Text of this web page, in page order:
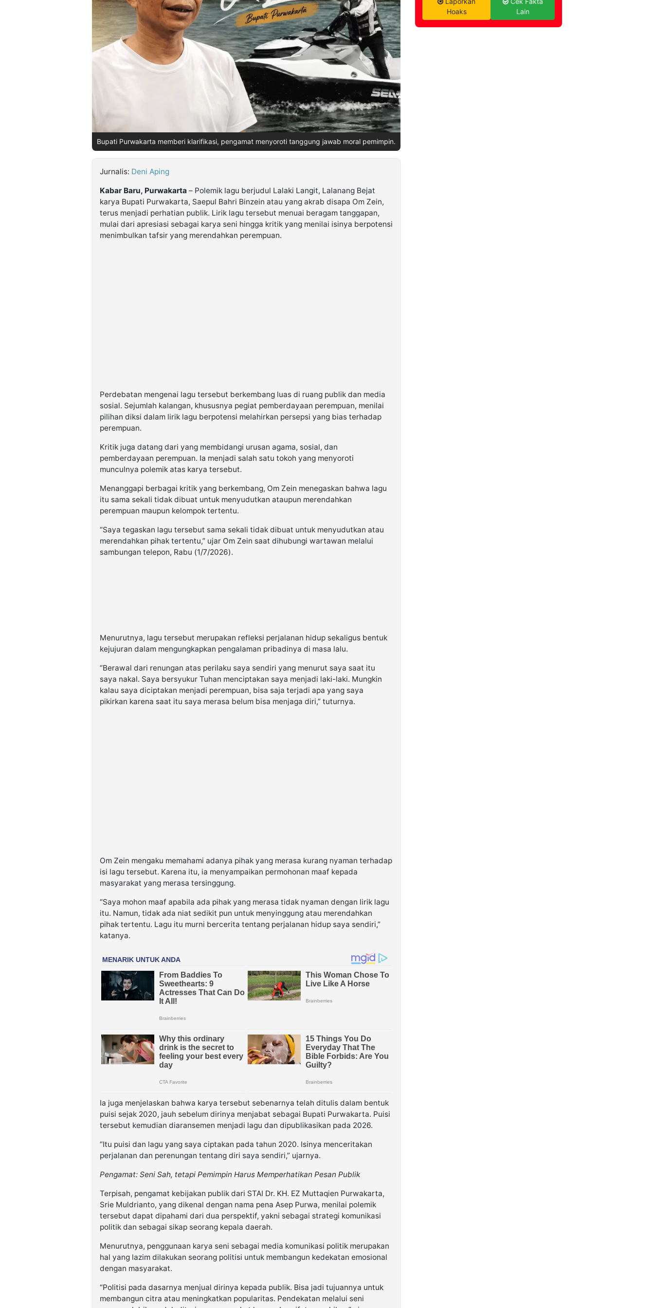
Bupati Purwakarta memberi klarifikasi, pengamat menyoroti tanggung jawab moral pemimpin.
Jurnalis: Deni Aping
Kabar Baru, Purwakarta – Polemik lagu berjudul Lalaki Langit, Lalanang Bejat
karya Bupati Purwakarta, Saepul Bahri Binzein atau yang akrab disapa Om Zein,
terus menjadi perhatian publik. Lirik lagu tersebut menuai beragam tanggapan,
mulai dari apresiasi sebagai karya seni hingga kritik yang menilai isinya berpotensi
menimbulkan tafsir yang merendahkan perempuan.
Perdebatan mengenai lagu tersebut berkembang luas di ruang publik dan media
sosial. Sejumlah kalangan, khususnya pegiat pemberdayaan perempuan, menilai
pilihan diksi dalam lirik lagu berpotensi melahirkan persepsi yang bias terhadap
perempuan.
Kritik juga datang dari yang membidangi urusan agama, sosial, dan
pemberdayaan perempuan. Ia menjadi salah satu tokoh yang menyoroti
munculnya polemik atas karya tersebut.
Menanggapi berbagai kritik yang berkembang, Om Zein menegaskan bahwa lagu
itu sama sekali tidak dibuat untuk menyudutkan ataupun merendahkan
perempuan maupun kelompok tertentu.
“Saya tegaskan lagu tersebut sama sekali tidak dibuat untuk menyudutkan atau
merendahkan pihak tertentu,” ujar Om Zein saat dihubungi wartawan melalui
sambungan telepon, Rabu (1/7/2026).
Menurutnya, lagu tersebut merupakan refleksi perjalanan hidup sekaligus bentuk
kejujuran dalam mengungkapkan pengalaman pribadinya di masa lalu.
“Berawal dari renungan atas perilaku saya sendiri yang menurut saya saat itu
saya nakal. Saya bersyukur Tuhan menciptakan saya menjadi laki-laki. Mungkin
kalau saya diciptakan menjadi perempuan, bisa saja terjadi apa yang saya
pikirkan karena saat itu saya merasa belum bisa menjaga diri,” tuturnya.
Om Zein mengaku memahami adanya pihak yang merasa kurang nyaman terhadap
isi lagu tersebut. Karena itu, ia menyampaikan permohonan maaf kepada
masyarakat yang merasa tersinggung.
“Saya mohon maaf apabila ada pihak yang merasa tidak nyaman dengan lirik lagu
itu. Namun, tidak ada niat sedikit pun untuk menyinggung atau merendahkan
pihak tertentu. Lagu itu murni bercerita tentang perjalanan hidup saya sendiri,”
katanya.
Ia juga menjelaskan bahwa karya tersebut sebenarnya telah ditulis dalam bentuk
puisi sejak 2020, jauh sebelum dirinya menjabat sebagai Bupati Purwakarta. Puisi
tersebut kemudian diaransemen menjadi lagu dan dipublikasikan pada 2026.
“Itu puisi dan lagu yang saya ciptakan pada tahun 2020. Isinya menceritakan
perjalanan dan perenungan tentang diri saya sendiri,” ujarnya.
Pengamat: Seni Sah, tetapi Pemimpin Harus Memperhatikan Pesan Publik
Terpisah, pengamat kebijakan publik dari STAI Dr. KH. EZ Muttaqien Purwakarta,
Srie Muldrianto, yang dikenal dengan nama pena Asep Purwa, menilai polemik
tersebut dapat dipahami dari dua perspektif, yakni sebagai strategi komunikasi
politik dan sebagai sikap seorang kepala daerah.
Menurutnya, penggunaan karya seni sebagai media komunikasi politik merupakan
hal yang lazim dilakukan seorang politisi untuk membangun kedekatan emosional
dengan masyarakat.
“Politisi pada dasarnya menjual dirinya kepada publik. Bisa jadi tujuannya untuk
membangun citra atau meningkatkan popularitas. Pendekatan melalui seni
Hoaks
Lain